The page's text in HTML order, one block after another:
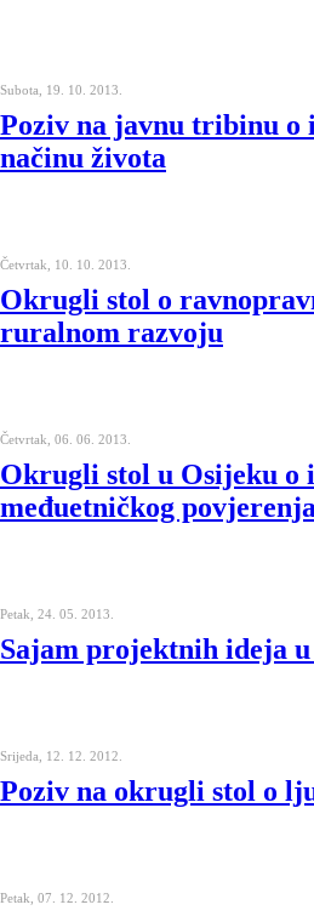
Subota, 19. 10. 2013.
Poziv na javnu tribinu o
načinu života
Četvrtak, 10. 10. 2013.
Okrugli stol o
ruralnom razvoju
Četvrtak, 06. 06. 2013.
Okrugli stol u Osijeku o
međuetničkog povjerenja
Petak, 24. 05. 2013.
Sajam projektnih ideja
Srijeda, 12. 12. 2012.
Poziv na okrugli stol o
Petak, 07. 12. 2012.